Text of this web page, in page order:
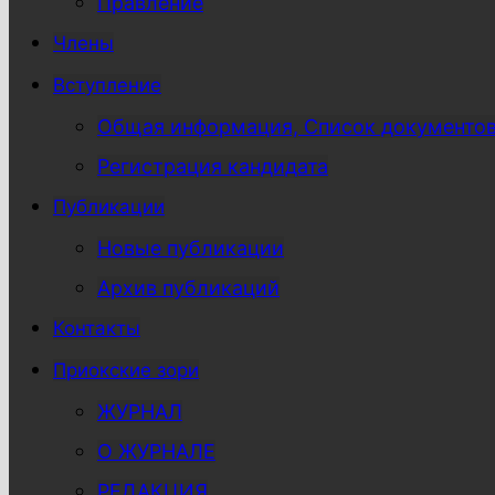
Члены
Вступление
Общая информация, Список
Регистрация кандидата
Публикации
Новые публикации
Архив публикаций
Контакты
Приокские зори
ЖУРНАЛ
О ЖУРНАЛЕ